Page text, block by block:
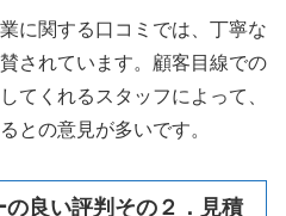
に関する口コミでは、丁寧な
されています。顧客目線での
てくれるスタッフによって、
との意見が多いです。
良い評判その２．見積